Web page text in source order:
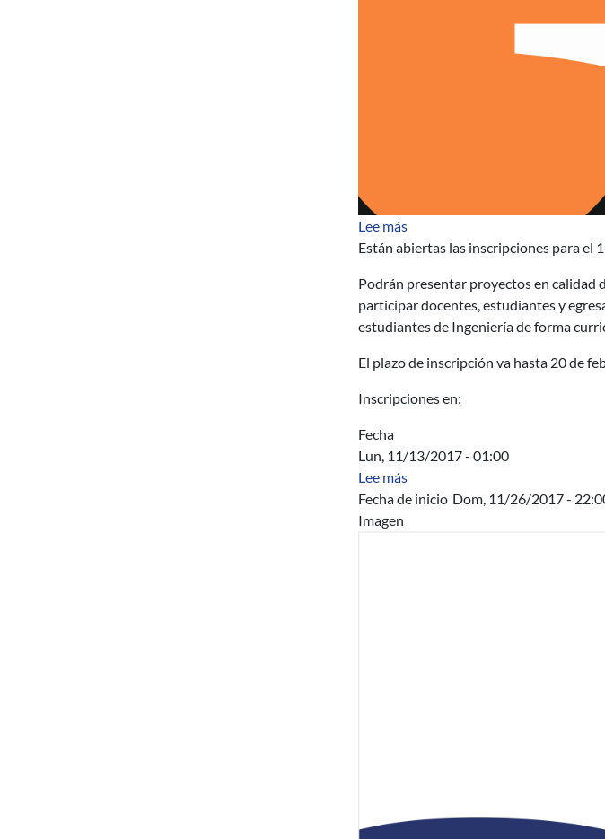
Lee mássobre 16vo Llamado a
Están abiertas las inscripciones para el
Podrán presentar proyectos en calidad
participar docentes, estudiantes y
estudiantes de Ingeniería de forma
El plazo de inscripción va hasta 20 de
Inscripciones en:
Fecha
Lun, 11/13/2017 - 01:00
Lee mássobre Acta Directiva
Fecha de inicio Dom, 11/26/2017 -
Imagen